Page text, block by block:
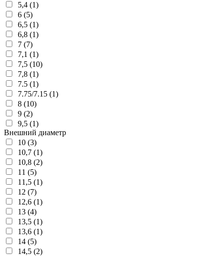
5,4 (1)
6 (5)
6,5 (1)
6,8 (1)
7 (7)
7,1 (1)
7,5 (10)
7,8 (1)
7.5 (1)
7.75/7.15 (1)
8 (10)
9 (2)
9,5 (1)
Внешний диаметр
10 (3)
10,7 (1)
10,8 (2)
11 (5)
11,5 (1)
12 (7)
12,6 (1)
13 (4)
13,5 (1)
13,6 (1)
14 (5)
14,5 (2)